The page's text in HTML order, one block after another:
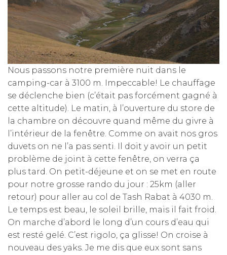
Nous passons notre première nuit dans le
camping-car à 3100 m. Impeccable! Le chauffage
se déclenche bien (c’était pas forcément gagné à
cette altitude). Le matin, à l’ouverture du store de
la chambre on découvre quand même du givre à
l’intérieur de la fenêtre. Comme on avait nos gros
duvets on ne l’a pas senti. Il doit y avoir un petit
problème de joint à cette fenêtre, on verra ça
plus tard. On petit-déjeune et on se met en route
pour notre grosse rando du jour : 25km (aller
retour) pour aller au col de Tash Rabat à 4030 m.
Le temps est beau, le soleil brille, mais il fait froid.
On marche d’abord le long d’un cours d’eau qui
est resté gelé. C’est rigolo, ça glisse! On croise à
nouveau des yaks. Je me dis que eux sont sans